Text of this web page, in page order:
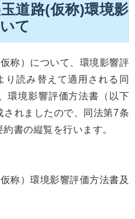
道路(仮称)環境影
て
称）について、環境影響評
り読み替えて適用される同
環境影響評価方法書（以下
されましたので、同法第7条
書の縦覧を行います。
称）環境影響評価方法書及